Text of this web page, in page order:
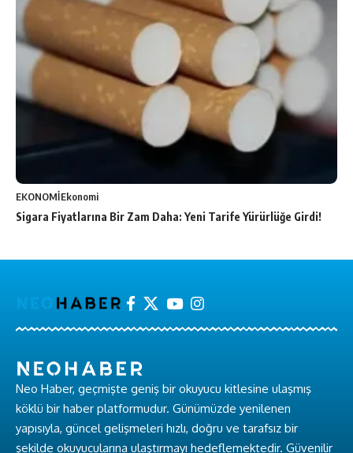
EKONOMİEkonomi
Sigara Fiyatlarına Bir Zam Daha: Yeni Tarife Yürürlüğe Girdi!
Neo Haber, geçmişte geniş bir okuyucu kitlesine ulaşmış
köklü bir haber platformudur. Günümüzde yenilenen
yapısıyla, güncel gelişmeleri hızlı, doğru ve tarafsız bir
şekilde okuyucularına ulaştırmayı hedeflemektedir. Güvenilir